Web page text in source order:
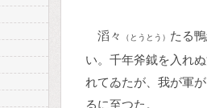
滔々 （とうとう） たる
い。千年斧鉞を入れ
れてゐたが、我が軍
るに至つた。